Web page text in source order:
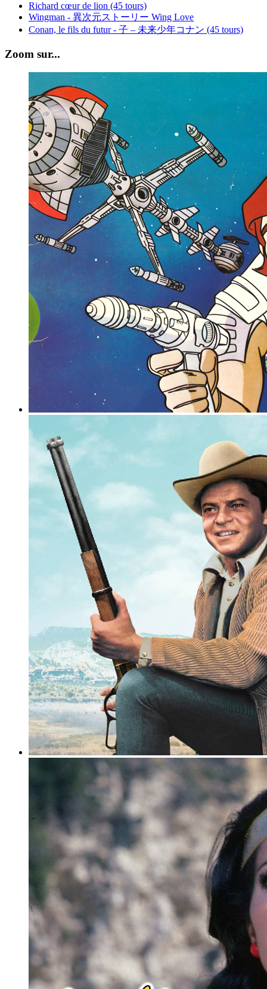
Richard cœur de lion (45 tours)
Wingman - 異次元ストーリー Wing Love
Conan, le fils du futur - 子 – 未来少年コナン (45 tours)
Zoom sur...